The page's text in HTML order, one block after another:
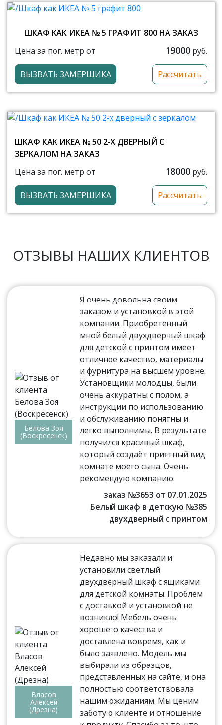
ШКАФ КАК ИКЕА № 5 ГРАФИТ 800 НА ЗАКАЗ
Цена за пог. метр от
19000 руб.
ВЫЗВАТЬ ЗАМЕРЩИКА Рассчитать
ШКАФ КАК ИКЕА № 50 2-Х ДВЕРНЫЙ С
ЗЕРКАЛОМ НА ЗАКАЗ
Цена за пог. метр от
18000 руб.
ВЫЗВАТЬ ЗАМЕРЩИКА Рассчитать
ОТЗЫВЫ НАШИХ КЛИЕНТОВ
Белова Зоя
(Воскресенск)
Я очень довольна своим
заказом и установкой в этой
компании. Приобретенный
мной белый двухдверный шкаф
для детской с принтом имеет
отличное качество, материалы
и фурнитура на высшем уровне.
Установщики молодцы, были
очень аккуратны с полом, а
инструкции по использованию
и обслуживанию понятны и
легко выполнимы. В результате
получился красивый шкаф,
который создаёт приятный вид
комнате моего сына. Очень
рекомендую компанию.
заказ №3653 от 07.01.2025
Белый шкаф в детскую №385
двухдверный с принтом
Власов
Алексей
(Дрезна)
Недавно мы заказали и
установили светлый
двухдверный шкаф с ящиками
для детской комнаты. Проблем
с доставкой и установкой не
возникло! Мебель очень
хорошего качества и
доставлена вовремя, как и
было заявлено. Модель мы
выбирали из образцов,
представленных на сайте, и она
полностью соответствовала
нашим ожиданиям. Мы ценим
заботу о клиенте и отношение